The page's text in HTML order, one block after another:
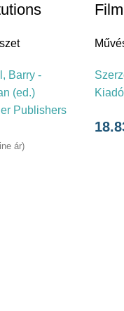
Barry -
(ed.)
Publishers
ár)
Film